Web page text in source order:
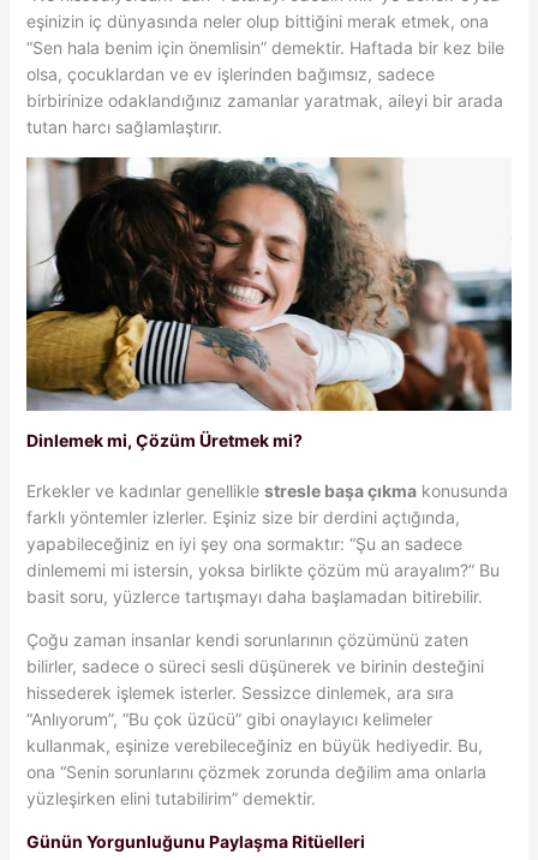
eşinizin iç dünyasında neler olup bittiğini merak etmek, ona
“Sen hala benim için önemlisin” demektir. Haftada bir kez bile
olsa, çocuklardan ve ev işlerinden bağımsız, sadece
birbirinize odaklandığınız zamanlar yaratmak, aileyi bir arada
tutan harcı sağlamlaştırır.
Dinlemek mi, Çözüm Üretmek mi?
Erkekler ve kadınlar genellikle stresle başa çıkmakonusunda
farklı yöntemler izlerler. Eşiniz size bir derdini açtığında,
yapabileceğiniz en iyi şey ona sormaktır: “Şu an sadece
dinlememi mi istersin, yoksa birlikte çözüm mü arayalım?” Bu
basit soru, yüzlerce tartışmayı daha başlamadan bitirebilir.
Çoğu zaman insanlar kendi sorunlarının çözümünü zaten
bilirler, sadece o süreci sesli düşünerek ve birinin desteğini
hissederek işlemek isterler. Sessizce dinlemek, ara sıra
“Anlıyorum”, “Bu çok üzücü” gibi onaylayıcı kelimeler
kullanmak, eşinize verebileceğiniz en büyük hediyedir. Bu,
ona “Senin sorunlarını çözmek zorunda değilim ama onlarla
yüzleşirken elini tutabilirim” demektir.
Günün Yorgunluğunu Paylaşma Ritüelleri